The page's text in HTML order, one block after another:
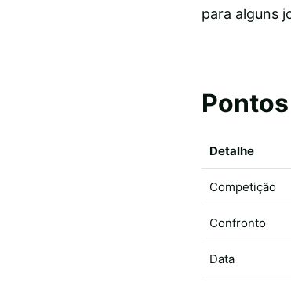
para alguns
Detalhe
Competição
Confronto
Data